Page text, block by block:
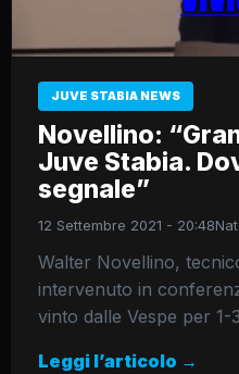
JUVE STABIA NEWS
Novellino:
Juve Stabia.
segnale”
12 Settembre 2021 - 20:48
Walter Novellino,
intervenuto in
vinto dalle Vespe per
Leggi l’articolo →